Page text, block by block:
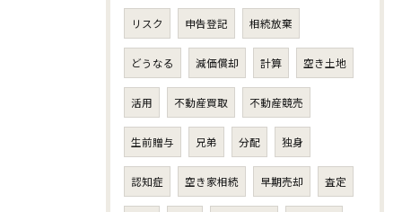
リスク 申告登記 相続放棄
どうなる 減価償却 計算 空き土地
活用 不動産買取 不動産競売
生前贈与 兄弟 分配 独身
認知症 空き家相続 早期売却 査定